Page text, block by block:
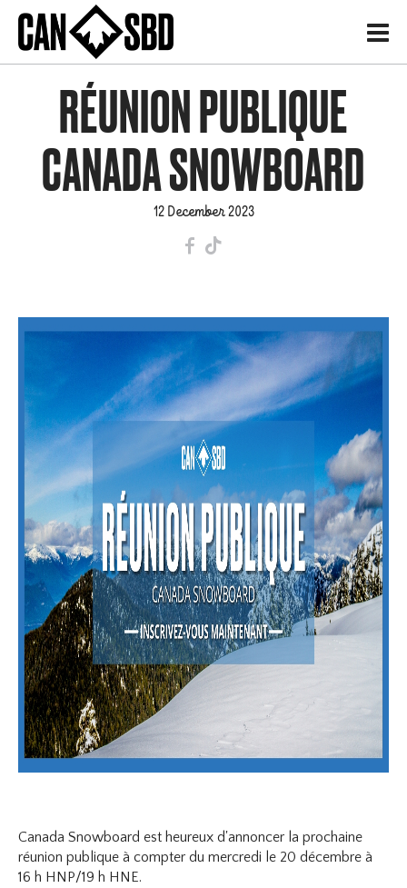
H
RÉUNION PUBLIQUE
CANADA SNOWBOARD
12 December 2023
F T
Canada Snowboard est heureux d'annoncer la prochaine
réunion publique à compter du mercredi le 20 décembre à
16 h HNP/19 h HNE.